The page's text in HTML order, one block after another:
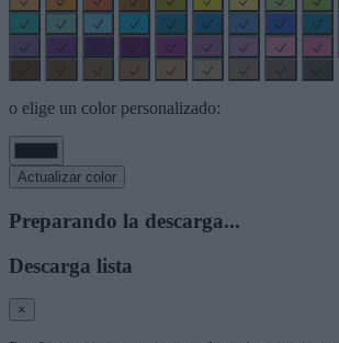
o elige un color personalizado:
Actualizar color
Preparando la descarga...
Descarga lista
×